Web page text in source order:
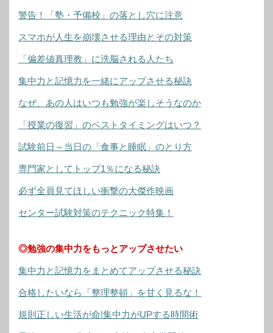
警告！「塾・予備校」の落とし穴に注意
スマホが人生を崩壊させる理由とその対策
「偏差値真理教」に洗脳される人たち
集中力と記憶力を一緒にアップさせる秘訣
なぜ、あの人はいつも勉強が楽しそうなのか
「授業の復習」のベストタイミングはいつ？
試験前日～当日の「食事と睡眠」のとり方
専門家としてトップ1％になる秘訣
必ず全員見てほしい衝撃の大傑作映画
センター試験対策のテクニック特集！
◎勉強の集中力をもっとアップさせたい
集中力と記憶力をまとめてアップさせる秘訣
合格したいなら「整理整頓」を甘く見るな！
規則正しい生活が命!集中力がUPする時間術